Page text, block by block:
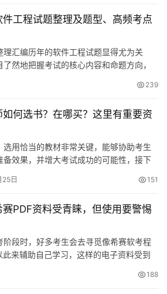
工程试题整理及题型、高频考点
汇编历年的软件工程试题显得尤为关
然地把握考试的核心内容和命题方向，
239
何选书？在哪买？这里有重要资
用恰当的教材非常关键，能够协助考生
效果，并增大考试成功的可能性，接下
日 151
PDF资料受青睐，但使用要警惕
阶段时，好多考生会去寻觅像希赛软考程
来辅助自己学习，这样的电子资料受到
188